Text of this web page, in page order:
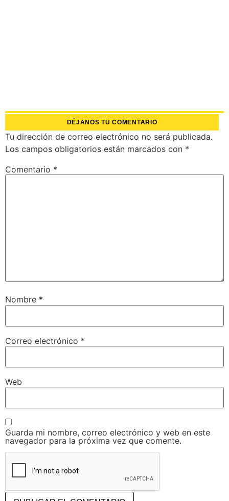
DÉJANOS TU COMENTARIO
Tu dirección de correo electrónico no será publicada.
Los campos obligatorios están marcados con *
Comentario *
Nombre *
Correo electrónico *
Web
Guarda mi nombre, correo electrónico y web en este
navegador para la próxima vez que comente.